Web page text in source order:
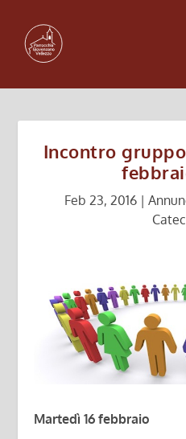
Incontro
Feb 23, 2016 |
Martedì 16 febbraio